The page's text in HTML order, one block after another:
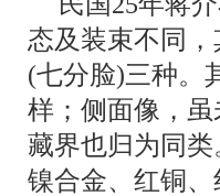
态及装束不同
(七分脸)三种。
样；侧面像，
藏界也归为同
镍合金、红铜